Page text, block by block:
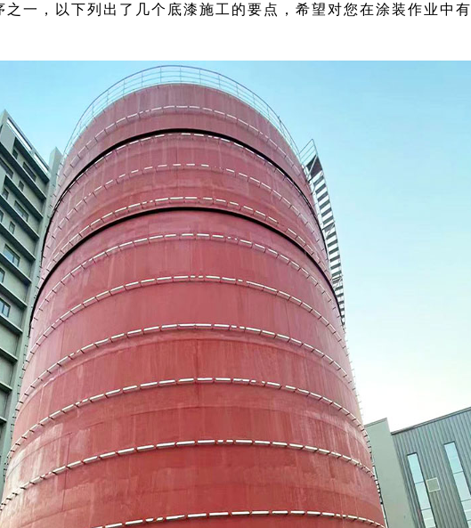
之一，以下列出了几个底漆施工的要点，希望对您在涂装作业中有